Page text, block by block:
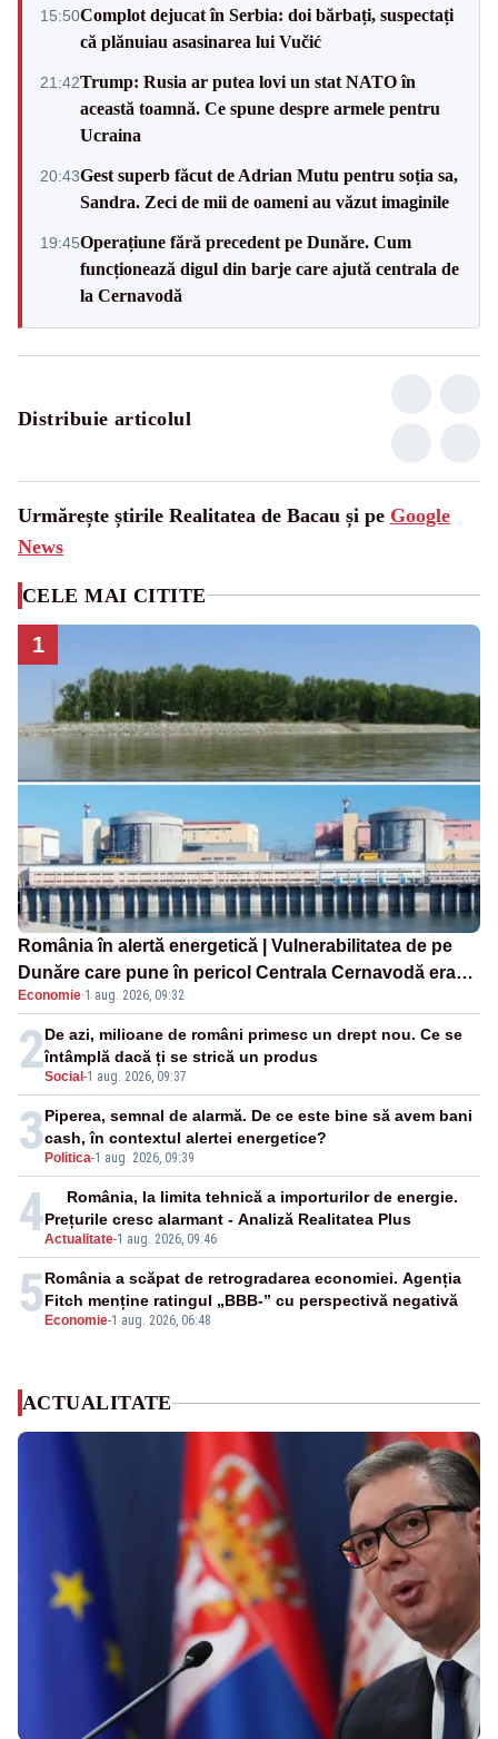
15:50Complot dejucat în Serbia: doi bărbați, suspectați
că plănuiau asasinarea lui Vučić
21:42Trump: Rusia ar putea lovi un stat NATO în
această toamnă. Ce spune despre armele pentru
Ucraina
20:43Gest superb făcut de Adrian Mutu pentru soția sa,
Sandra. Zeci de mii de oameni au văzut imaginile
19:45Operațiune fără precedent pe Dunăre. Cum
funcționează digul din barje care ajută centrala de
la Cernavodă
Distribuie articolul
Urmărește știrile Realitatea de Bacau și pe Google
News
CELE MAI CITITE
1
România în alertă energetică | Vulnerabilitatea de pe
Dunăre care pune în pericol Centrala Cernavodă era
cunoscută de pe vremea lui Ceaușescu
Economie·1 aug. 2026, 09:32
2Social -1 aug. 2026, 09:37
De azi, milioane de români primesc un drept nou. Ce se
întâmplă dacă ți se strică un produs
3 Politica-1 aug. 2026, 09:39
Piperea, semnal de alarmă. De ce este bine să avem bani
cash, în contextul alertei energetice?
4Actualitate-1 aug. 2026, 09:46
România, la limita tehnică a importurilor de energie.
Prețurile cresc alarmant - Analiză Realitatea Plus
5 Economie-1 aug. 2026, 06:48
România a scăpat de retrogradarea economiei. Agenția
Fitch menține ratingul „BBB-” cu perspectivă negativă
ACTUALITATE